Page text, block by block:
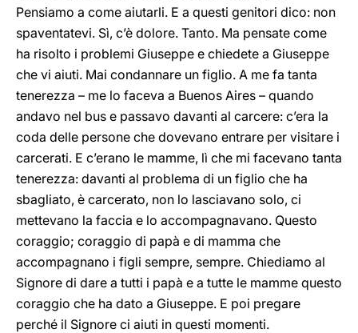
Pensiamo a come aiutarli. E a questi genitori dico: non
spaventatevi. Sì, c’è dolore. Tanto. Ma pensate come
ha risolto i problemi Giuseppe e chiedete a Giuseppe
che vi aiuti. Mai condannare un figlio. A me fa tanta
tenerezza – me lo faceva a Buenos Aires – quando
andavo nel bus e passavo davanti al carcere: c’era la
coda delle persone che dovevano entrare per visitare i
carcerati. E c’erano le mamme, lì che mi facevano tanta
tenerezza: davanti al problema di un figlio che ha
sbagliato, è carcerato, non lo lasciavano solo, ci
mettevano la faccia e lo accompagnavano. Questo
coraggio; coraggio di papà e di mamma che
accompagnano i figli sempre, sempre. Chiediamo al
Signore di dare a tutti i papà e a tutte le mamme questo
coraggio che ha dato a Giuseppe. E poi pregare
perché il Signore ci aiuti in questi momenti.